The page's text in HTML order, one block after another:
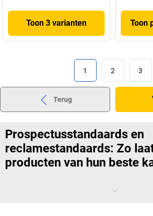
Toon 3 varianten Toon
1 2 3
Terug
Prospectusstandaards en
reclamestandaards: Zo
producten van hun beste